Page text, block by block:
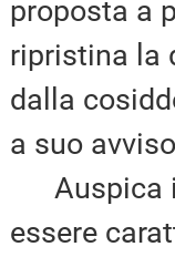
proposta a
ripristina la
dalla
a suo
Auspica
essere